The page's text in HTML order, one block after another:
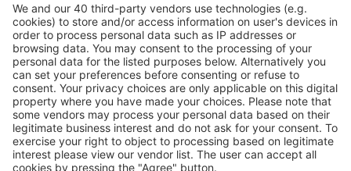
Preuzmi aplikacijui planiraj putovanja